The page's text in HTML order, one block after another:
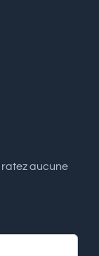
ratez aucune